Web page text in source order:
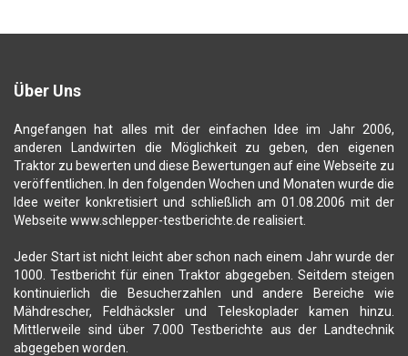
Über Uns
Angefangen hat alles mit der einfachen Idee im Jahr 2006,
anderen Landwirten die Möglichkeit zu geben, den eigenen
Traktor zu bewerten und diese Bewertungen auf eine Webseite zu
veröffentlichen. In den folgenden Wochen und Monaten wurde die
Idee weiter konkretisiert und schließlich am 01.08.2006 mit der
Webseite www.schlepper-testberichte.de realisiert.
Jeder Start ist nicht leicht aber schon nach einem Jahr wurde der
1000. Testbericht für einen Traktor abgegeben. Seitdem steigen
kontinuierlich die Besucherzahlen und andere Bereiche wie
Mähdrescher, Feldhäcksler und Teleskoplader kamen hinzu.
Mittlerweile sind über 7.000 Testberichte aus der Landtechnik
abgegeben worden.